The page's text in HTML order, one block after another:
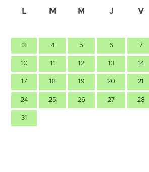
L M M J V
3 4 5 6 7
10 11 12 13 14
17 18 19 20 21
24 25 26 27 28
31